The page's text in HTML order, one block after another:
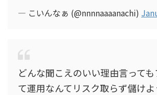
— こいんなぁ (@nnnnaaaanachi)
どんな聞こえのいい理由言って
て運用なんてリスク取らず儲け